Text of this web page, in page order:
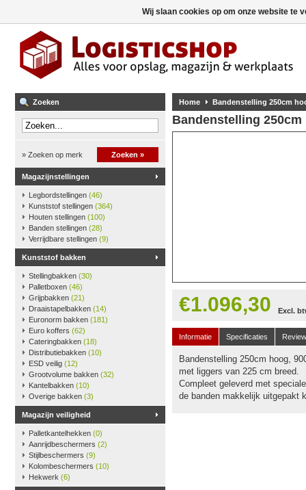
Zoeken
» Zoeken op merk Zoeken »
Magazijnstellingen
Legbordstellingen (46)
Kunststof stellingen (364)
Houten stellingen (100)
Banden stellingen (28)
Verrijdbare stellingen (9)
Kunststof bakken
Stellingbakken (30)
Palletboxen (46)
Grijpbakken (21)
Draaistapelbakken (14)
Euronorm bakken (181)
Euro koffers (62)
Cateringbakken (18)
Distributiebakken (10)
ESD veilig (12)
Grootvolume bakken (32)
Kantelbakken (10)
Overige bakken (3)
Magazijn veiligheid
Palletkantelhekken (0)
Aanrijdbeschermers (2)
Stijlbeschermers (9)
Kolombeschermers (10)
Hekwerk (6)
Home Bandenstelling 250cm
Bandenstelling
€1.096,30 Excl.
Informatie Specificaties
Bandenstelling 250cm hoog,
met liggers van 225 cm breed.
Compleet geleverd met
de banden makkelijk uitgepakt
Wij slaan cookies op om onze website te